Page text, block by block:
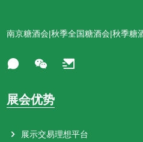
南京糖酒会|秋季全国糖酒会|秋季糖
展会优势
展示交易理想平台